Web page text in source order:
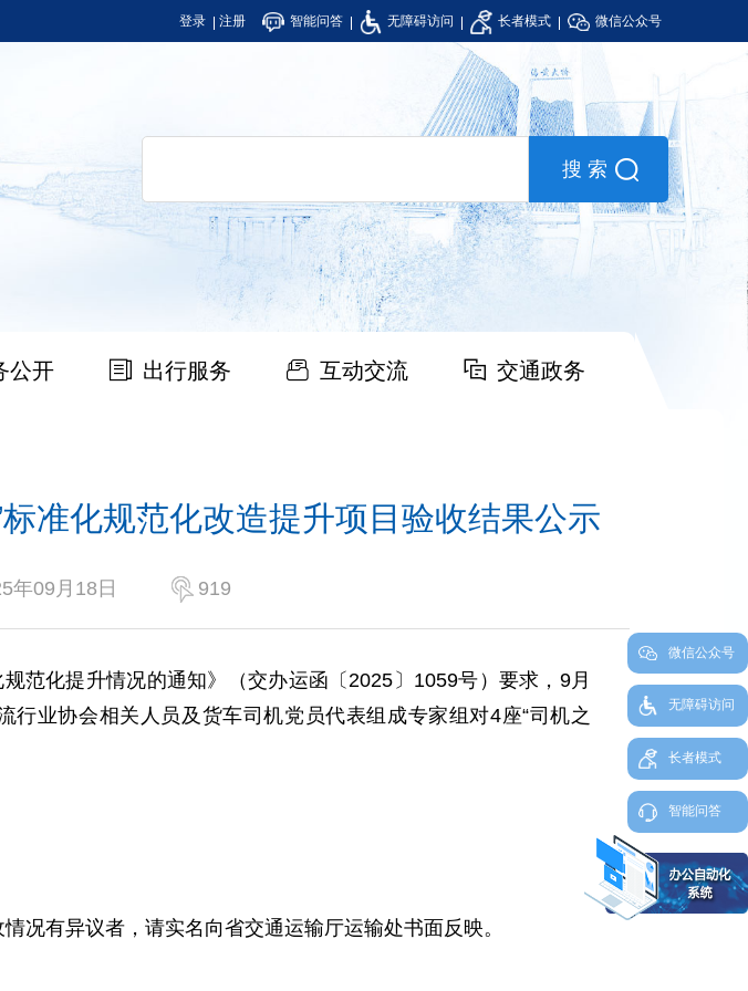
登录 注册 智能问答 无障碍访问 长者模式 微信公众号
公开 出行服务 互动交流 交通政务
微信公众号
无障碍访问
长者模式
智能问答
准化规范化改造提升项目验收结果公示
年09月18日 919
范化提升情况的通知》（交办运函〔2025〕1059号）要求，9月
业协会相关人员及货车司机党员代表组成专家组对4座“司机之
况有异议者，请实名向省交通运输厅运输处书面反映。